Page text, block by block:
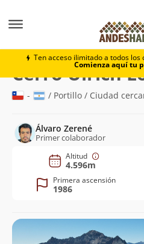
Ten acceso ilimitado a todos
Comienza aquí tu
Cerro Ulrich
Cerro Ulrich
- / Portillo / Ciudad
Álvaro Zerené
Primer colaborador
Altitud
4.596m
Primera ascensión
1986